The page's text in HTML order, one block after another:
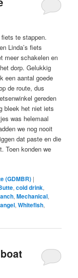
te stappen.
Linda’s fiets
meer schakelen en
dorp. Gelukkig
een aantal goede
de route, dus
gereden
bleek het niet iets
was helemaal
we nog nooit
dat paste en die
Toen konden we
(GDMBR) |
,cold drink,
,Mechanical,
,Whitefish,